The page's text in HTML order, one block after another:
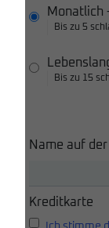
Monatlich
Bis zu 5
Bis zu 15
Name auf
Kreditkarte